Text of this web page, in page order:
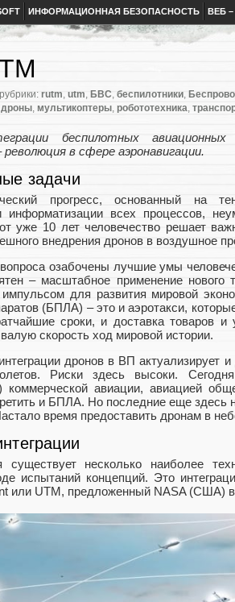
ИНФОРМАЦИОННАЯ БЕЗОПАСНОСТЬ ВЕБ
rutm, utm, БВС, беспилотники,
дроны, мультикоптеры, робототехника,
беспилотных
в сфере аэронавигации.
задачи
прогресс, основанный на
информатизации всех процессов,
уже 10 лет человечество решает
внедрения дронов в воздушное
озабочены лучшие умы
– масштабное применение нового
для развития мировой
(БПЛА) – это и аэротакси,
сроки, и доставка товаров и
скорость ход мировой истории.
дронов в ВП актуализирует
Риски здесь высоки.
коммерческой авиации, авиацией
и БПЛА. Но последние еще здесь
время предоставить дронам в
существует несколько наиболее
испытаний концепций. Это
или UTM, предложенный NASA (США) в